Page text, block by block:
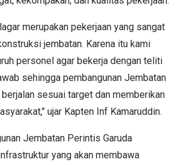
merupakan pekerjaan yang sangat
jembatan. Karena itu kami
personel agar bekerja dengan teliti
sehingga pembangunan Jembatan
sesuai target dan memberikan
ujar Kapten Inf Kamaruddin.
Jembatan Perintis Garuda
yang akan membawa